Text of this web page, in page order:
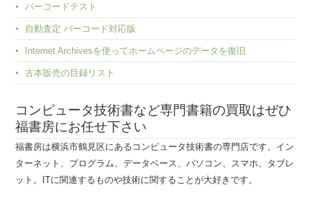
バーコードテスト
自動査定 バーコード対応版
Internet Archivesを使ってホームページのデータを復旧
古本販売の目録リスト
コンピュータ技術書など専門書籍の買取はぜひ
福書房にお任せ下さい
福書房は横浜市鶴見区にあるコンピュータ技術書の専門店です。イン
ターネット、プログラム、データベース、パソコン、スマホ、タブレ
ット。ITに関連するものや技術に関することが大好きです。